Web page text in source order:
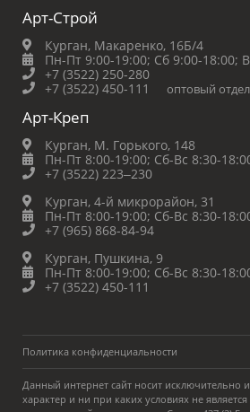
Арт-Строй
Курган, Макаренко, 16Б/4
Пн-Пт 9:00-19:00; Сб 9:00-18:00;
+7 (3522) 250-280
+7 (3522) 450-111
оптовый отдел
Арт-Креп
Курган, М. Горького, 148
Пн-Пт 8:00-19:00; Сб-Вс 8:30-
+7 (3522) 223‒230
Курган, 4-й микрорайон, 31
Пн-Пт 8:00-19:00; Сб-Вс 8:30-
+7 (965) 868-84-94
Курган, Пушкина, 9
Пн-Пт 8:00-19:00; Сб-Вс 8:30-
+7 (3522) 450-111
Политика конфиденциальности
Данный интернет сайт носит
характер и ни при каких условиях не